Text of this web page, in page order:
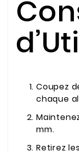
Coupez
chaque
mm.
Retirez